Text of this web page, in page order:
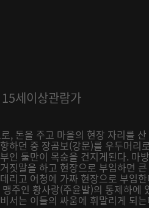
15세이상관람가
, 돈을 주고 마을의 현장 자리를
하던 중 장곰보(강문)를 우두머리
인 둘만이 목숨을 건지게된다. 마
짓말을 하고 현장으로 부임하면
리고 어청에 가짜 현장으로 부임
주인 황사랑(주윤발)의 통제하에
서는 이들의 싸움에 휘말리게 되